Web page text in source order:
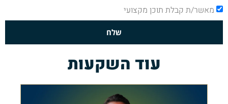
מאשר/ת קבלת תוכן מקצועי
שלח
עוד השקעות